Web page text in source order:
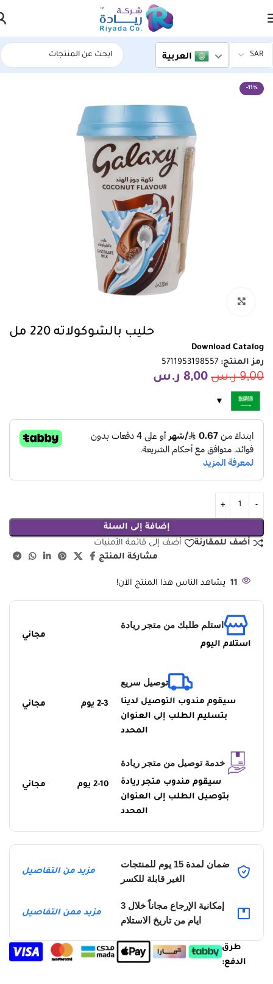
العربية
الرئيسية اسواق ريادة المركزية
-11%
حليب بالشوكولاته 220 مل
Download Catalog
رمز المنتج: 5711953198557
9,00 ر.س 8,00 ر.س
إضافة إلى السلة
أضف للمقارنة
أضف إلى قائمة الأمنيات
مشاركة المنتج
11 يشاهد الناس هذا المنتج الآن!
استلم طلبك من متجر ريادة
استلام اليوم
مجاني
توصيل سريع
سيقوم مندوب التوصيل لدينا
بتسليم الطلب إلى العنوان
المحدد
2-3 يوم مجاني
خدمة توصيل من متجر ريادة
سيقوم مندوب متجر ريادة
بتوصيل الطلب إلى العنوان
المحدد
2-10 يوم مجاني
ضمان لمدة 15 يوم للمنتجات
الغير قابلة للكسر
مزيد من التفاصيل
إمكانية الإرجاع مجاناً خلال 3
ايام من تاريخ الاستلام
مزيد ممن التفاصيل
طرق
الدفع: